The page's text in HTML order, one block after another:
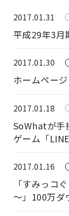
2017.01.31
平成29年3月
2017.01.30
ホームペー
2017.01.18
SoWhatが手
ゲーム「
2017.01.16
「すみっコ
～」100万ダ